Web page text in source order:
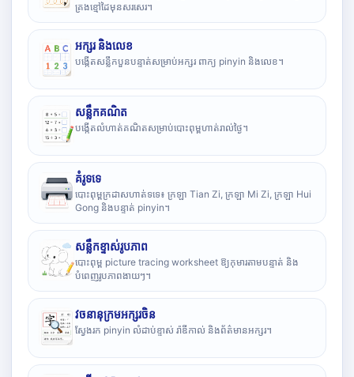
គ្រងខ្មៅដៃមុនសរសេរ។
អក្សរ និងលេខ
បង្កើតសន្លឹកបួនបន្ទាត់សម្រាប់អក្សរ ពាក្យ pinyin និងលេខ។
សន្លឹកគណិត
បង្កើតលំហាត់គណិតសម្រាប់បោះពុម្ពហាត់រាល់ថ្ងៃ។
គំរូទទេ
បោះពុម្ពក្រដាសហាត់ទទេ៖ ក្រឡា Tian Zi, ក្រឡា Mi Zi, ក្រឡា Hui
Gong និងបន្ទាត់ pinyin។
សន្លឹកខ្ទាស់រូបភាព
បោះពុម្ព picture tracing worksheet ឱ្យកុមារតាមបន្ទាត់ និង
បំពេញរូបភាពងាយៗ។
វចនានុក្រមអក្សរចិន
ស្វែងរក pinyin លំដាប់ខ្ទាស់ រ៉ាឌីកាល់ និងព័ត៌មានអក្សរ។